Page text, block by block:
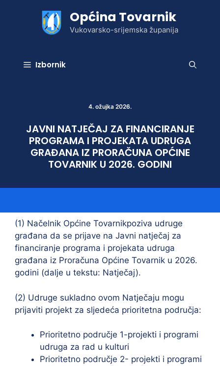
Općina Tovarnik
Vukovarsko-srijemska županija
Izbornik
4. ožujka 2026.
JAVNI NATJEČAJ ZA FINANCIRANJE
PROGRAMA I PROJEKATA UDRUGA
GRAĐANA IZ PRORAČUNA OPĆINE
TOVARNIK U 2026. GODINI
(1) Načelnik Općine Tovarnikpoziva udruge
građana da se prijave na Javni natječaj za
financiranje programa i projekata udruga
građana iz Proračuna Općine Tovarnik u 2026.
godini (dalje u tekstu: Natječaj).
(2) Udruge sukladno ovom Natječaju mogu
prijaviti projekt za sljedeća prioritetna područja:
Prioritetno područje 1-projekti i programi
udruga za rad u kulturi
Prioritetno područje 2- projekti i programi